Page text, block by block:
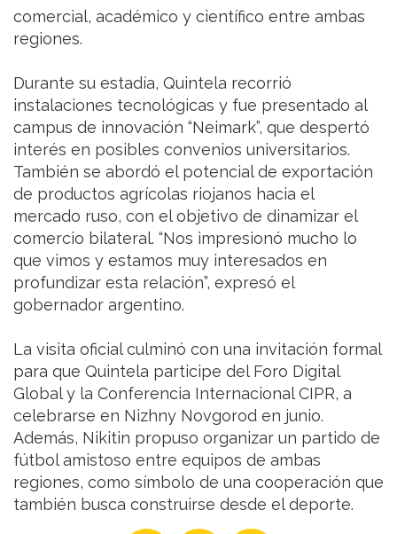
comercial, académico y científico entre ambas
regiones.
Durante su estadía, Quintela recorrió
instalaciones tecnológicas y fue presentado al
campus de innovación “Neimark”, que despertó
interés en posibles convenios universitarios.
También se abordó el potencial de exportación
de productos agrícolas riojanos hacia el
mercado ruso, con el objetivo de dinamizar el
comercio bilateral. “Nos impresionó mucho lo
que vimos y estamos muy interesados en
profundizar esta relación”, expresó el
gobernador argentino.
La visita oficial culminó con una invitación formal
para que Quintela participe del Foro Digital
Global y la Conferencia Internacional CIPR, a
celebrarse en Nizhny Novgorod en junio.
Además, Nikitin propuso organizar un partido de
fútbol amistoso entre equipos de ambas
regiones, como símbolo de una cooperación que
también busca construirse desde el deporte.